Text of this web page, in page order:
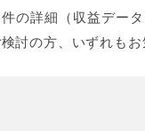
の詳細（収益デー
討の方、いずれもお